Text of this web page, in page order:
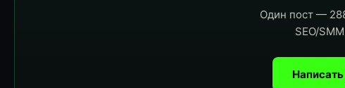
Один пост —
SEO/